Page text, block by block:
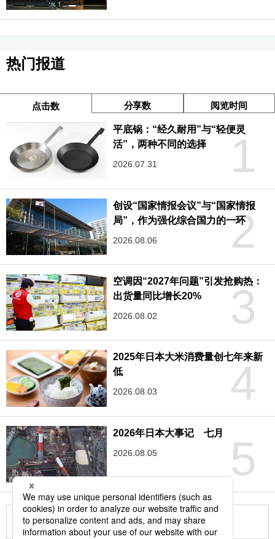
热门报道
点击数 分享数 阅览时间
1
平底锅：“经久耐用”与“轻便灵
活”，两种不同的选择
2026.07.31
2
创设“国家情报会议”与“国家情报
局”，作为强化综合国力的一环
2026.08.06
3
空调因“2027年问题”引发抢购热：
出货量同比增长20%
2026.08.02
4
2025年日本大米消费量创七年来新
低
2026.08.03
5
2026年日本大事记 七月
2026.08.05
更多